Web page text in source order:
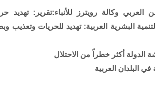
العربي وكالة رويترز للأنباء:تقرير: تهديد
البشرية العربية: تهديد للحريات وتعذيب
الدولة أكثر خطراً من الاحتلال
البلدان العربية